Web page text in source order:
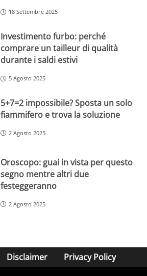
18 Settembre 2025
Investimento furbo: perché
comprare un tailleur di qualità
durante i saldi estivi
5 Agosto 2025
5+7=2 impossibile? Sposta un solo
fiammifero e trova la soluzione
2 Agosto 2025
Oroscopo: guai in vista per questo
segno mentre altri due
festeggeranno
2 Agosto 2025
Disclaimer Privacy Policy